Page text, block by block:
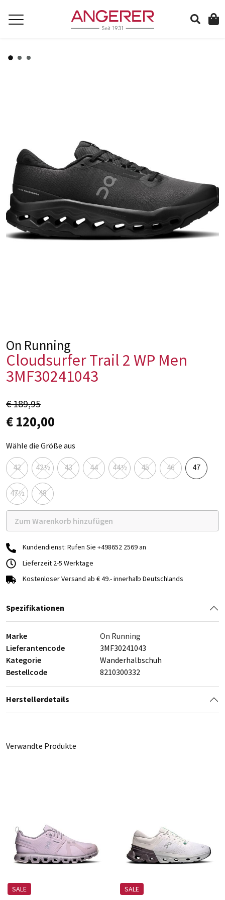
On Running
Cloudsurfer Trail 2 WP Men
3MF30241043
€ 189,95
€ 120,00
Wähle die Größe aus
42 42½ 43 44 44½ 45 46 47
47½ 48
Zum Warenkorb hinzufügen
Kundendienst: Rufen Sie +498652 2569 an
Lieferzeit 2-5 Werktage
Kostenloser Versand ab € 49.- innerhalb Deutschlands
Spezifikationen
Marke
On Running
Lieferantencode
3MF30241043
Kategorie
Wanderhalbschuh
Bestellcode
8210300332
Herstellerdetails
Verwandte Produkte
SALE SALE